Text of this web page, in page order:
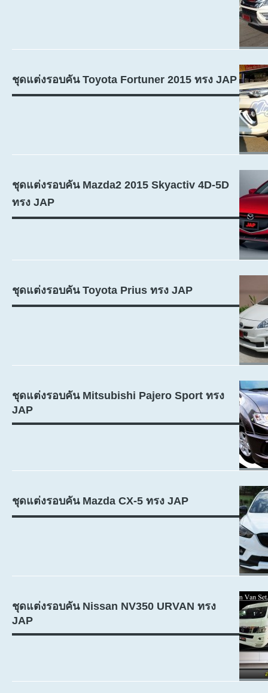
ชุดแต่งรอบคัน Toyota Fortuner 2015 ทรง JAP
ชุดแต่งรอบคัน Mazda2 2015 Skyactiv 4D-5D
ทรง JAP
ชุดแต่งรอบคัน Toyota Prius ทรง JAP
ชุดแต่งรอบคัน Mitsubishi Pajero Sport ทรง
JAP
ชุดแต่งรอบคัน Mazda CX-5 ทรง JAP
ชุดแต่งรอบคัน Nissan NV350 URVAN ทรง
JAP